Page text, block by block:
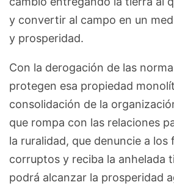
y convertir al campo en un
y prosperidad.
Con la derogación de las
protegen esa propiedad
consolidación de la
que rompa con las relaciones
la ruralidad, que denuncie a los
corruptos y reciba la anhelada
podrá alcanzar la prosperidad